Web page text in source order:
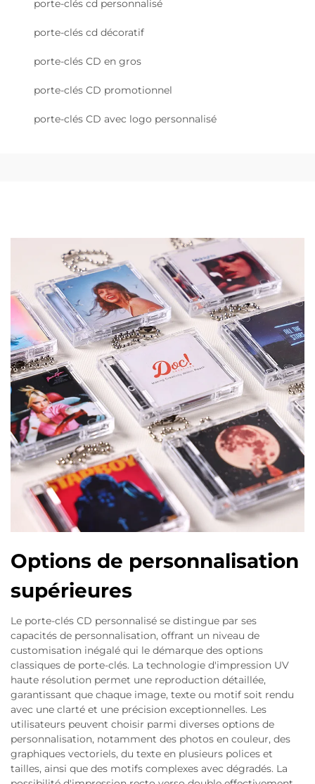
porte-clés cd personnalisé
porte-clés cd décoratif
porte-clés CD en gros
porte-clés CD promotionnel
porte-clés CD avec logo personnalisé
Options de personnalisation
supérieures
Le porte-clés CD personnalisé se distingue par ses
capacités de personnalisation, offrant un niveau de
customisation inégalé qui le démarque des options
classiques de porte-clés. La technologie d'impression UV
haute résolution permet une reproduction détaillée,
garantissant que chaque image, texte ou motif soit rendu
avec une clarté et une précision exceptionnelles. Les
utilisateurs peuvent choisir parmi diverses options de
personnalisation, notamment des photos en couleur, des
graphiques vectoriels, du texte en plusieurs polices et
tailles, ainsi que des motifs complexes avec dégradés. La